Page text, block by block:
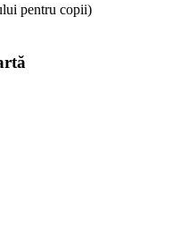
pentru copii)